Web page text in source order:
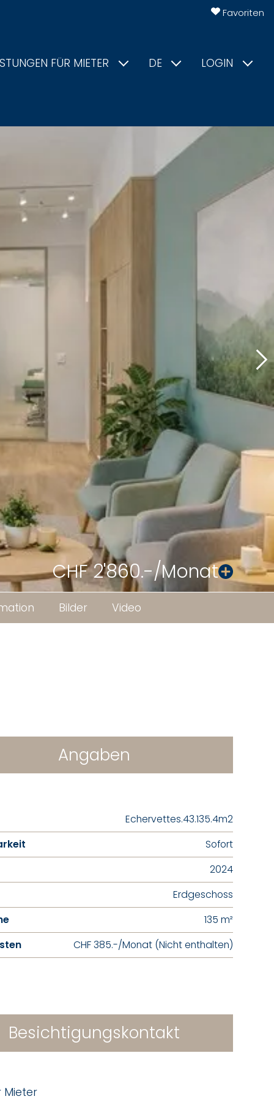
FÜR MIETER DE LOGIN
Favoriten
CHF 2'860.-/Monat
Bilder Video
Angaben
Echervettes.43.135.4m2
Sofort
2024
Erdgeschoss
135 m²
CHF 385.-/Monat (Nicht enthalten)
Besichtigungskontakt
Mieter